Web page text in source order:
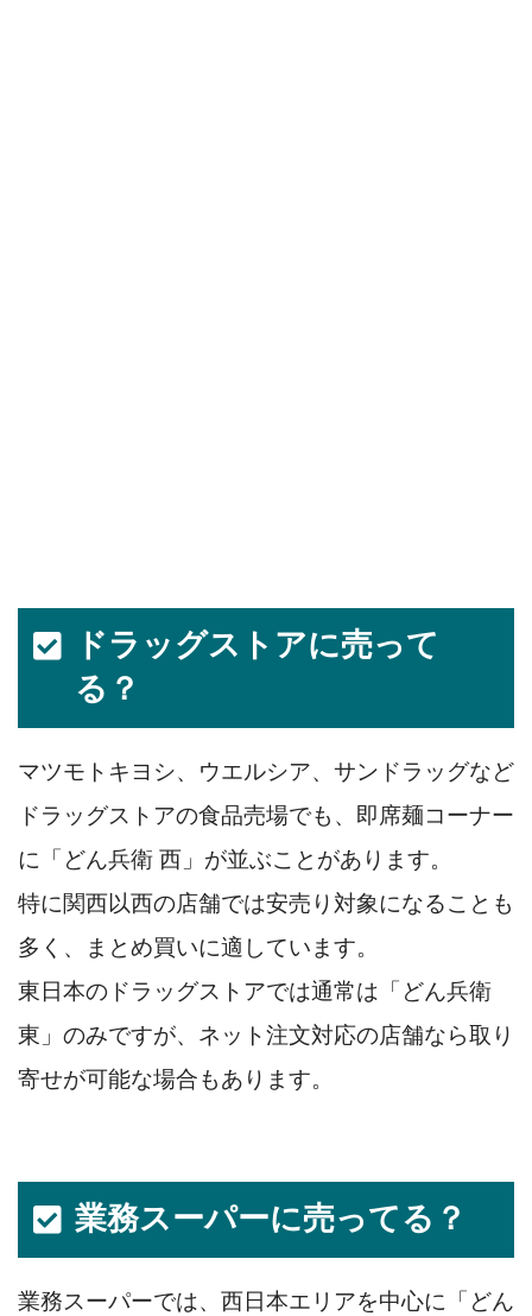
ドラッグストアに売って
る？
マツモトキヨシ、ウエルシア、サンドラッグなど
ドラッグストアの食品売場でも、即席麺コーナー
に「どん兵衛 西」が並ぶことがあります。
特に関西以西の店舗では安売り対象になることも
多く、まとめ買いに適しています。
東日本のドラッグストアでは通常は「どん兵衛
東」のみですが、ネット注文対応の店舗なら取り
寄せが可能な場合もあります。
業務スーパーに売ってる？
業務スーパーでは、西日本エリアを中心に「どん